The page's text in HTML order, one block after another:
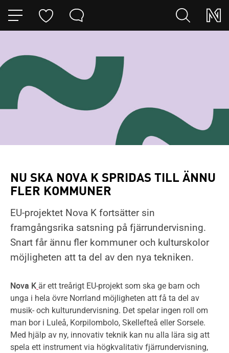
HOPPA TILL NAVIGERINGEN
HOPPA TILL INNEHÅLLET
NU SKA NOVA K SPRIDAS TILL ÄNNU
FLER KOMMUNER
EU-projektet Nova K fortsätter sin
framgångsrika satsning på fjärrundervisning.
Snart får ännu fler kommuner och kulturskolor
möjligheten att ta del av den nya tekniken.
Nova K är ett treårigt EU-projekt som ska ge barn och
unga i hela övre Norrland möjligheten att få ta del av
musik- och kulturundervisning. Det spelar ingen roll om
man bor i Luleå, Korpilombolo, Skellefteå eller Sorsele.
Med hjälp av ny, innovativ teknik kan nu alla lära sig att
spela ett instrument via högkvalitativ fjärrundervisning,